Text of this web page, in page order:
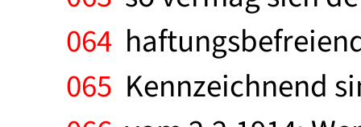
064
065 Kennzeichnend